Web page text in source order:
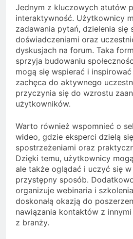
Jednym z kluczowych atutów
interaktywność. Użytkownicy
zadawania pytań, dzielenia się
doświadczeniami oraz
dyskusjach na forum. Taka
sprzyja budowaniu
mogą się wspierać i
zachęca do aktywnego
przyczynia się do wzrostu
użytkowników.
Warto również wspomnieć o
wideo, gdzie eksperci dzielą
spostrzeżeniami oraz
Dzięki temu, użytkownicy
ale także oglądać i uczyć się
przystępny sposób.
organizuje webinaria i
doskonałą okazją do
nawiązania kontaktów z
z branży.